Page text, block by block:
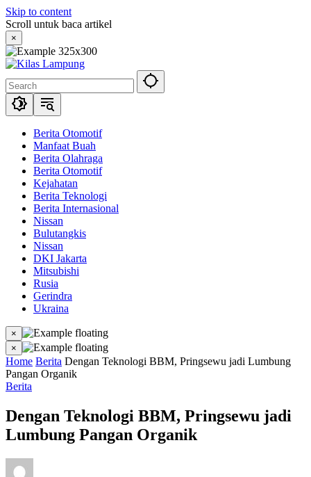
Skip to content
Scroll untuk baca artikel
×
Berita Otomotif
Manfaat Buah
Berita Olahraga
Berita Otomotif
Kejahatan
Berita Teknologi
Berita Internasional
Nissan
Bulutangkis
Nissan
DKI Jakarta
Mitsubishi
Rusia
Gerindra
Ukraina
×
×
Home Berita Dengan Teknologi BBM, Pringsewu jadi Lumbung
Pangan Organik
Berita
Dengan Teknologi BBM, Pringsewu jadi
Lumbung Pangan Organik